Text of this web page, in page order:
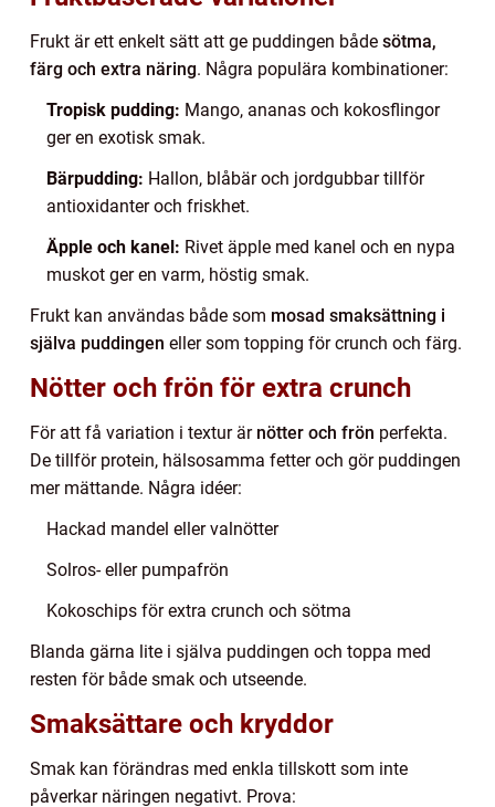
Frukt är ett enkelt sätt att ge puddingen både sötma,
färg och extra näring. Några populära kombinationer:
Tropisk pudding: Mango, ananas och kokosflingor
ger en exotisk smak.
Bärpudding: Hallon, blåbär och jordgubbar tillför
antioxidanter och friskhet.
Äpple och kanel: Rivet äpple med kanel och en nypa
muskot ger en varm, höstig smak.
Frukt kan användas både som mosad smaksättning i
själva puddingen eller som topping för crunch och färg.
Nötter och frön för extra crunch
För att få variation i textur är nötter och frön perfekta.
De tillför protein, hälsosamma fetter och gör puddingen
mer mättande. Några idéer:
Hackad mandel eller valnötter
Solros- eller pumpafrön
Kokoschips för extra crunch och sötma
Blanda gärna lite i själva puddingen och toppa med
resten för både smak och utseende.
Smaksättare och kryddor
Smak kan förändras med enkla tillskott som inte
påverkar näringen negativt. Prova: